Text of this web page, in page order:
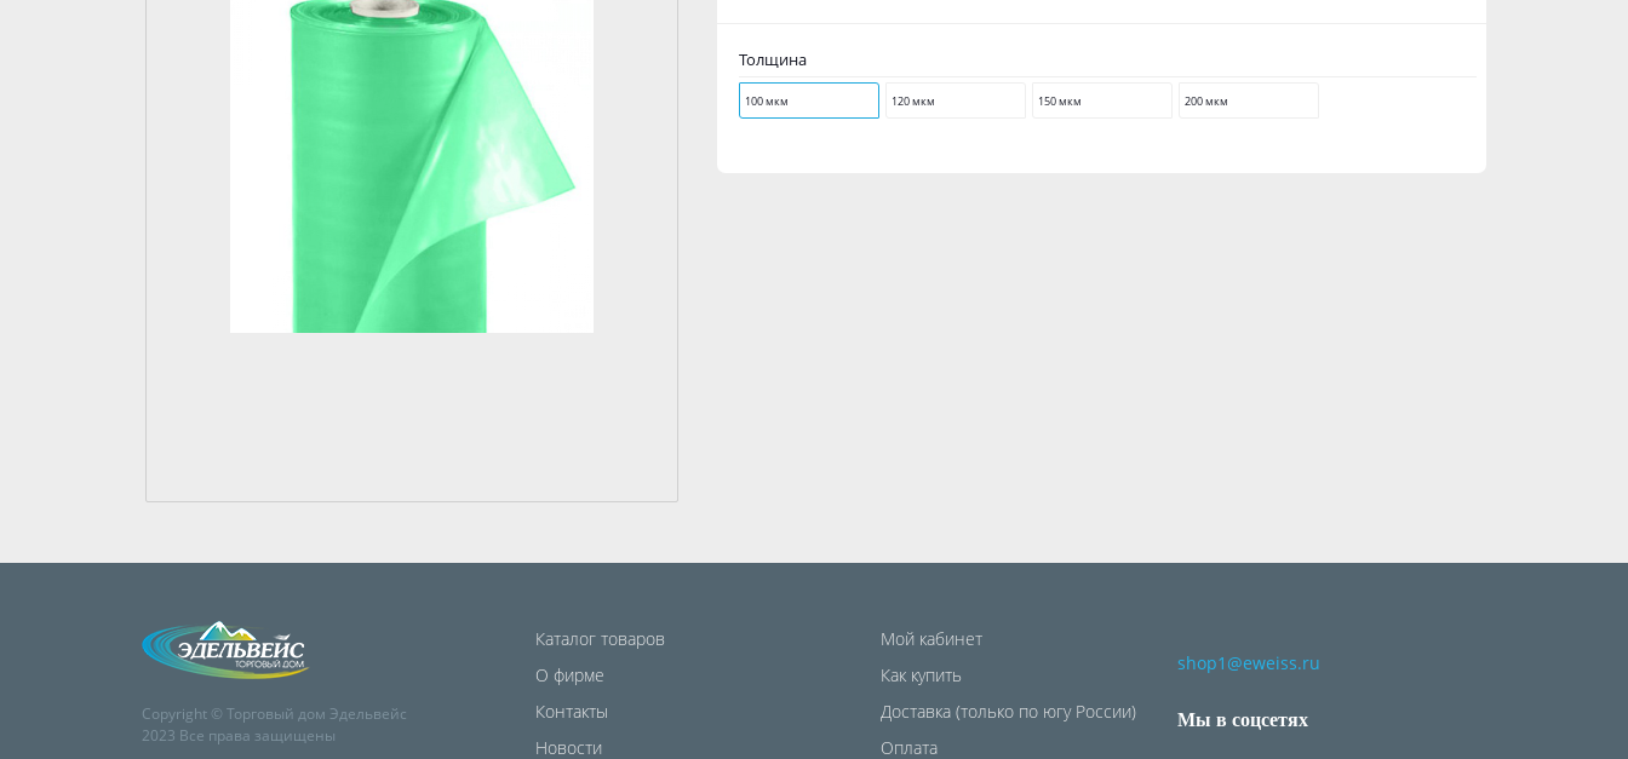
Толщина
100 мкм 120 мкм 150 мкм 200 мкм
Copyright © Торговый дом Эдельвейс
2023 Все права защищены
Каталог товаров
О фирме
Контакты
Новости
Мой кабинет
Как купить
Доставка (только по югу России)
Оплата
shop1@eweiss.ru
Мы в соцсетях